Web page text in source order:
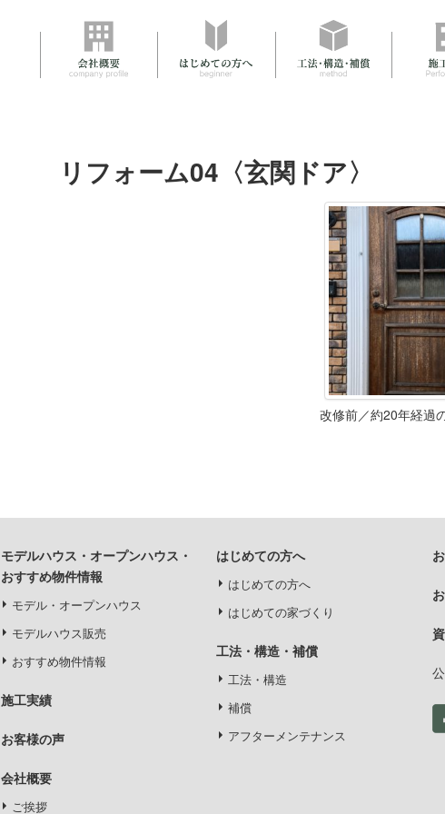
リフォーム04〈玄関ドア〉
改修前／約20年経過
モデルハウス・オープンハウス・
おすすめ物件情報
モデル・オープンハウス
モデルハウス販売
おすすめ物件情報
施工実績
お客様の声
会社概要
ご挨拶
はじめての方へ
はじめての方へ
はじめての家づくり
工法・構造・補償
工法・構造
補償
アフターメンテナンス